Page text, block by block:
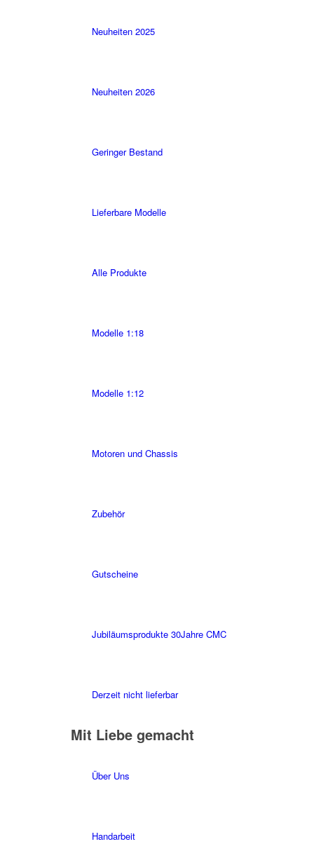
Neuheiten 2025
Neuheiten 2026
Geringer Bestand
Lieferbare Modelle
Alle Produkte
Modelle 1:18
Modelle 1:12
Motoren und Chassis
Zubehör
Gutscheine
Jubiläumsprodukte 30Jahre CMC
Derzeit nicht lieferbar
Mit Liebe gemacht
Über Uns
Handarbeit